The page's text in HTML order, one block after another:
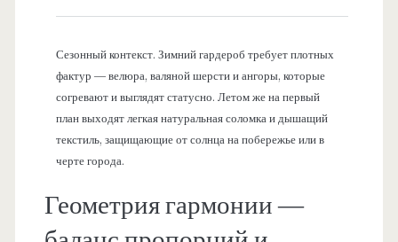
Сезонный контекст. Зимний гардероб требует плотных
фактур — велюра, валяной шерсти и ангоры, которые
согревают и выглядят статусно. Летом же на первый
план выходят легкая натуральная соломка и дышащий
текстиль, защищающие от солнца на побережье или в
черте города.
Геометрия гармонии —